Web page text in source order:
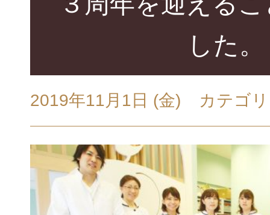
した。
2019年11月1日 (金) カテゴ